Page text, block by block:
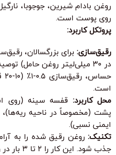
روغن بادام شیرین، جوجوبا،
روی پوست است.
پروتکل کاربرد:
رقیق‌سازی:
در ۳۰ میلی‌لیتر روغن حامل)
است.
محل کاربرد: قفسه سینه (روی
پشت (مخصوصاً در ناحیه
ایمنی نسبی).
تکنیک: روغن رقیق شده را به
جذب شود. این کار را ۲ تا ۳ بار در روز تکرار کنید.